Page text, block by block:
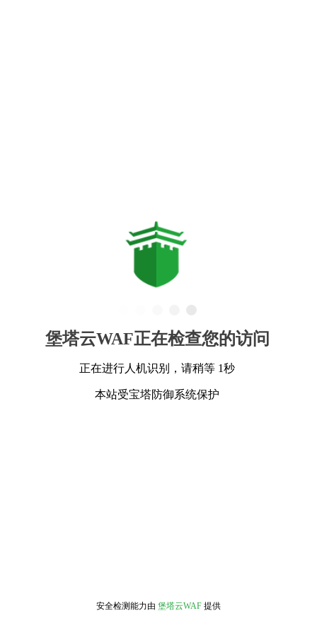
堡塔云WAF正在检查您的访问
正在进行人机识别，请稍等 1秒
本站受宝塔防御系统保护
安全检测能力由 堡塔云WAF 提供